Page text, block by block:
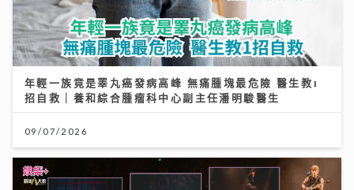
年輕一族竟是睪丸癌發病高峰 無痛腫塊最危險 醫生教1
招自救｜養和綜合腫瘤科中心副主任潘明駿醫生
09/07/2026